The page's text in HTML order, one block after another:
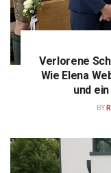
Verlorene
Wie Elena
und
BY